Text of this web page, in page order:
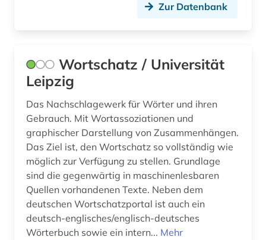
Zur Datenbank
Wortschatz / Universität
Leipzig
Das Nachschlagewerk für Wörter und ihren
Gebrauch. Mit Wortassoziationen und
graphischer Darstellung von Zusammenhängen.
Das Ziel ist, den Wortschatz so vollständig wie
möglich zur Verfügung zu stellen. Grundlage
sind die gegenwärtig in maschinenlesbaren
Quellen vorhandenen Texte. Neben dem
deutschen Wortschatzportal ist auch ein
deutsch-englisches/englisch-deutsches
Wörterbuch sowie ein intern... Mehr